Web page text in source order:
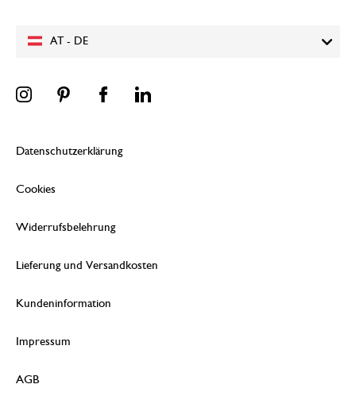
AT - DE
Datenschutzerklärung
Cookies
Widerrufsbelehrung
Lieferung und Versandkosten
Kundeninformation
Impressum
AGB